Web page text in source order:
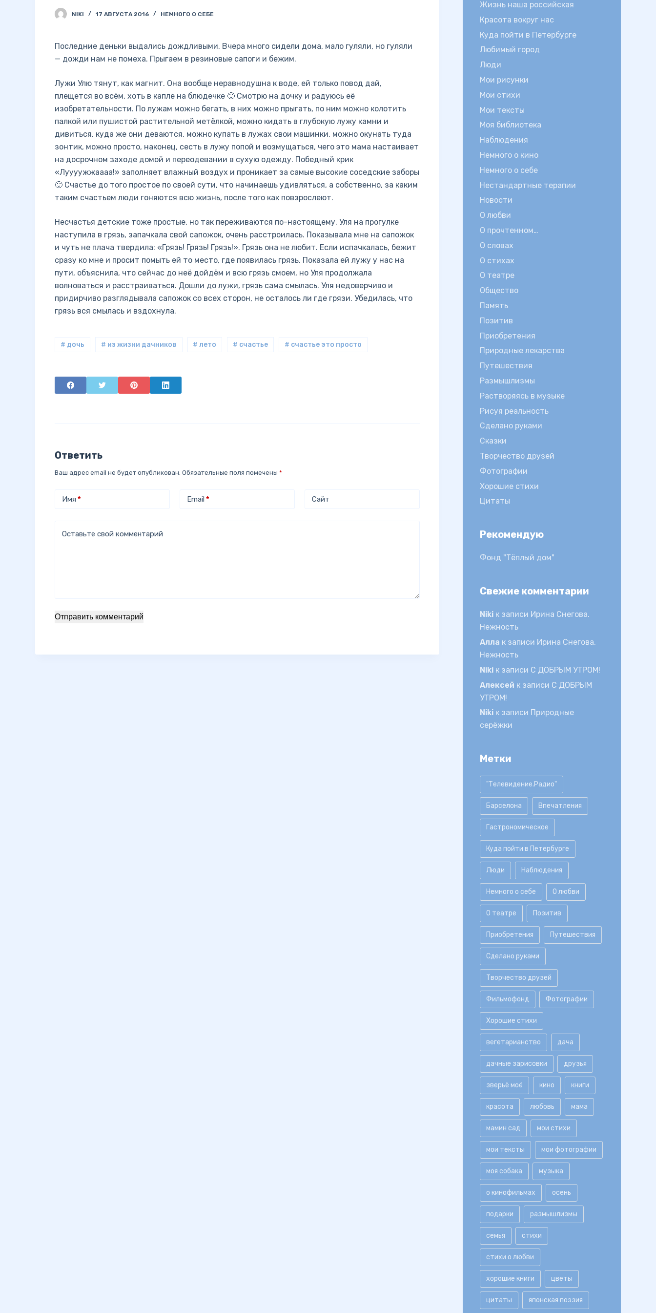
NIKI 17 АВГУСТА 2016 НЕМНОГО О СЕБЕ
Последние деньки выдались дождливыми. Вчера много сидели дома, мало гуляли, но гуляли
— дожди нам не помеха. Прыгаем в резиновые сапоги и бежим.
Лужи Улю тянут, как магнит. Она вообще неравнодушна к воде, ей только повод дай,
плещется во всём, хоть в капле на блюдечке 🙂 Смотрю на дочку и радуюсь её
изобретательности. По лужам можно бегать, в них можно прыгать, по ним можно колотить
палкой или пушистой растительной метёлкой, можно кидать в глубокую лужу камни и
дивиться, куда же они деваются, можно купать в лужах свои машинки, можно окунать туда
зонтик, можно просто, наконец, сесть в лужу попой и возмущаться, чего это мама настаивает
на досрочном заходе домой и переодевании в сухую одежду. Победный крик
«Луууужжаааа!» заполняет влажный воздух и проникает за самые высокие соседские заборы
🙂 Счастье до того простое по своей сути, что начинаешь удивляться, а собственно, за каким
таким счастьем люди гоняются всю жизнь, после того как повзрослеют.
Несчастья детские тоже простые, но так переживаются по-настоящему. Уля на прогулке
наступила в грязь, запачкала свой сапожок, очень расстроилась. Показывала мне на сапожок
и чуть не плача твердила: «Грязь! Грязь! Грязь!». Грязь она не любит. Если испачкалась, бежит
сразу ко мне и просит помыть ей то место, где появилась грязь. Показала ей лужу у нас на
пути, объяснила, что сейчас до неё дойдём и всю грязь смоем, но Уля продолжала
волноваться и расстраиваться. Дошли до лужи, грязь сама смылась. Уля недоверчиво и
придирчиво разглядывала сапожок со всех сторон, не осталось ли где грязи. Убедилась, что
грязь вся смылась и вздохнула.
# дочь # из жизни дачников # лето # счастье # счастье это просто
Ответить
Ваш адрес email не будет опубликован. Обязательные поля помечены *
Имя * Email * Сайт
Оставьте свой комментарий
Отправить комментарий
Жизнь наша российская
Красота вокруг нас
Куда пойти в Петербурге
Любимый город
Люди
Мои рисунки
Мои стихи
Мои тексты
Моя библиотека
Наблюдения
Немного о кино
Немного о себе
Нестандартные терапии
Новости
О любви
О прочтенном…
О словах
О стихах
О театре
Общество
Память
Позитив
Приобретения
Природные лекарства
Путешествия
Размышлизмы
Растворяясь в музыке
Рисуя реальность
Сделано руками
Сказки
Творчество друзей
Фотографии
Хорошие стихи
Цитаты
Рекомендую
Фонд "Тёплый дом"
Свежие комментарии
Niki к записи Ирина Снегова.
Нежность
Алла к записи Ирина Снегова.
Нежность
Niki к записи С ДОБРЫМ УТРОМ!
Алексей к записи С ДОБРЫМ
УТРОМ!
Niki к записи Природные
серёжки
Метки
"Телевидение.Радио"
Барселона Впечатления
Гастрономическое
Куда пойти в Петербурге
Люди Наблюдения
Немного о себе О любви
О театре Позитив
Приобретения Путешествия
Сделано руками
Творчество друзей
Фильмофонд Фотографии
Хорошие стихи
вегетарианство дача
дачные зарисовки друзья
зверьё моё кино книги
красота любовь мама
мамин сад мои стихи
мои тексты мои фотографии
моя собака музыка
о кинофильмах осень
подарки размышлизмы
семья стихи
стихи о любви
хорошие книги цветы
цитаты японская поэзия